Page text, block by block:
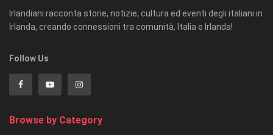
Irlandiani racconta storie, notizie, cultura ed eventi degli italiani in
Irlanda, creando connessioni tra comunità, Italia e Irlanda!
Follow Us
Browse by Category